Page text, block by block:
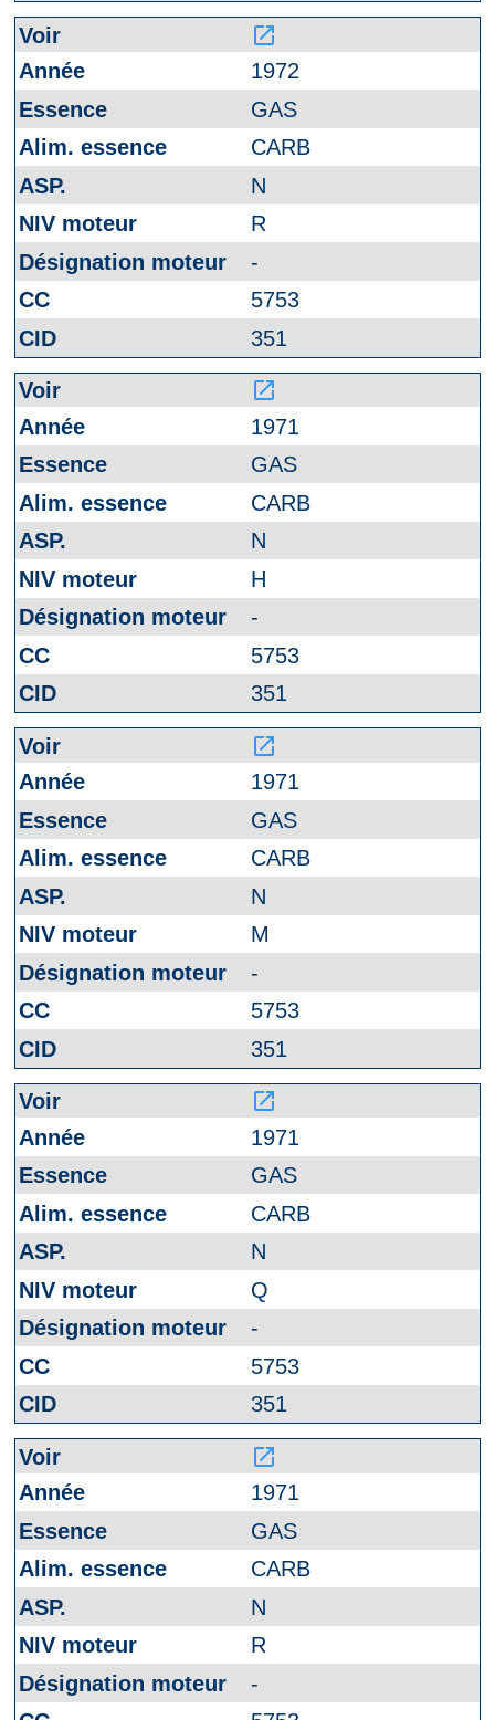
launch
1972
GAS
CARB
N
R
-
5753
351
launch
1971
GAS
CARB
N
H
-
5753
351
launch
1971
GAS
CARB
N
M
-
5753
351
launch
1971
GAS
CARB
N
Q
-
5753
351
launch
1971
GAS
CARB
N
R
-